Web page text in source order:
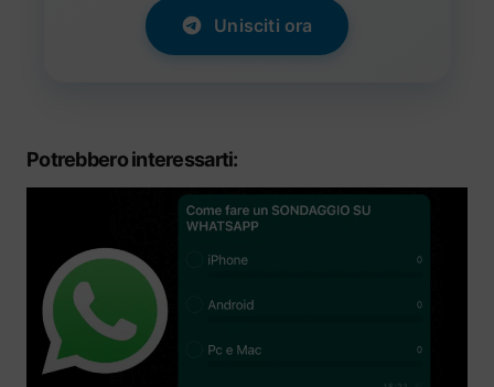
Unisciti ora
Potrebbero interessarti: